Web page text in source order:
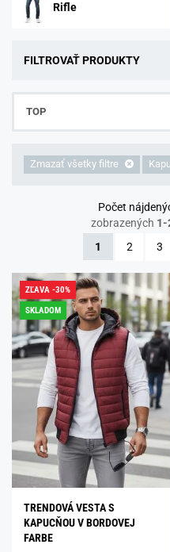
Rifle
FILTROVAŤ PRODUKTY
TOP
Zmazať všetky filtre
Počet
zobrazených 1-
1
2 3
ZĽAVA -30%
SKLADOM
TRENDOVÁ VESTA S
KAPUCŇOU V BORDOVEJ
FARBE